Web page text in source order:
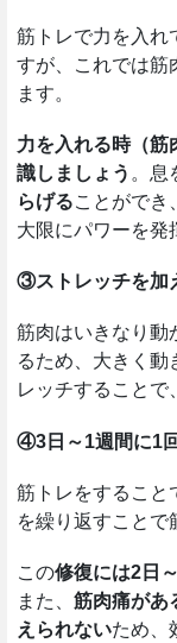
筋トレで力を入れ
すが、これでは筋
ます。
力を入れる時（筋
識しましょう 。息
らげることができ
大限にパワーを発
③ストレッチを加
筋肉はいきなり動
るため、大きく動
レッチすることで
④3日～1週間に1
筋トレをすること
を繰り返すことで
この修復には2日
また、 筋肉痛があ
えられないため、